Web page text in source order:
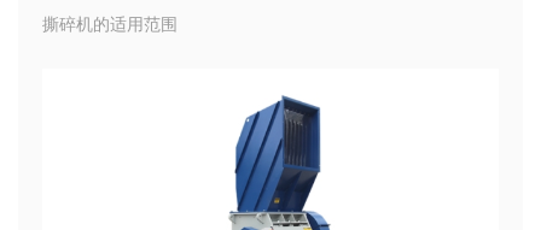
撕碎机的适用范围